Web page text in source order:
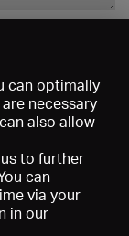
can optimally
necessary
also allow
to further
can
via your
in our